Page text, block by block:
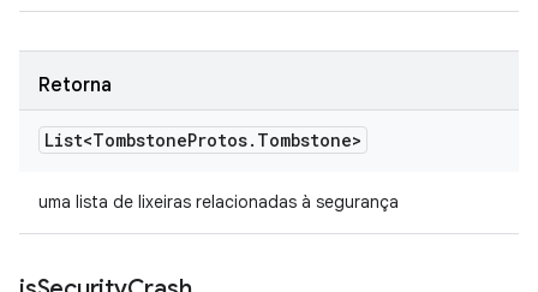
Retorna
List<TombstoneProtos. Tombstone>
uma lista de lixeiras relacionadas à segurança